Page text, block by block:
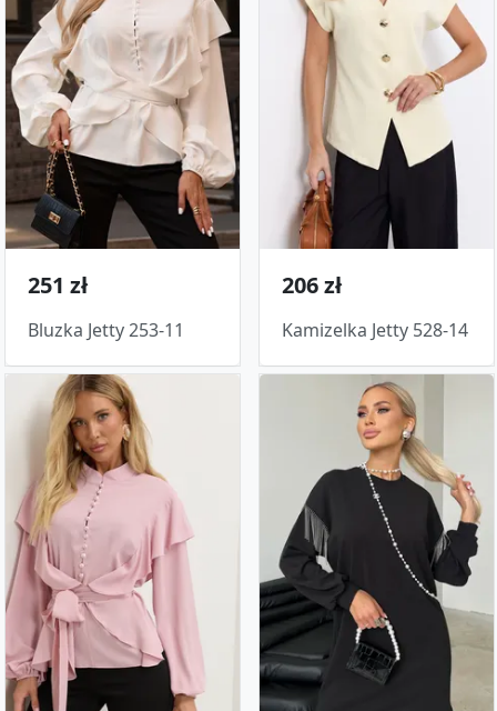
251 zł
Bluzka Jetty 253-11
206 zł
Kamizelka Jetty 528-14